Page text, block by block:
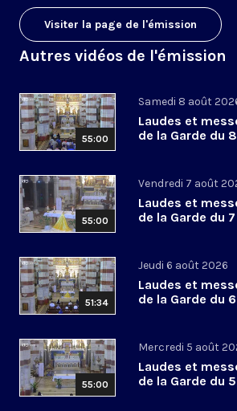
Visiter la page de l'émission
Autres vidéos de l'émission
55:00
Samedi 8 août
Laudes et
de la Garde du
55:00
Vendredi 7 août
Laudes et
de la Garde du
51:34
Jeudi 6 août 2026
Laudes et
de la Garde du
55:00
Mercredi 5 août
Laudes et
de la Garde du